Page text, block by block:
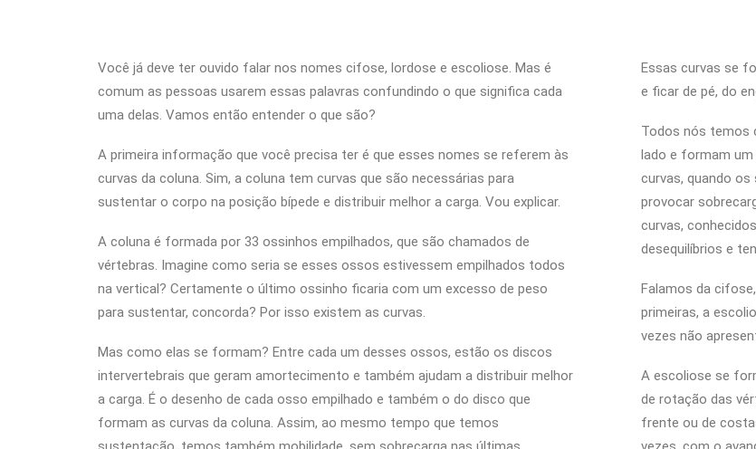
Você já deve ter ouvido falar nos nomes cifose, lordose e escoliose. Mas é
comum as pessoas usarem essas palavras confundindo o que significa cada
uma delas. Vamos então entender o que são?
A primeira informação que você precisa ter é que esses nomes se referem às
curvas da coluna. Sim, a coluna tem curvas que são necessárias para
sustentar o corpo na posição bípede e distribuir melhor a carga. Vou explicar.
A coluna é formada por 33 ossinhos empilhados, que são chamados de
vértebras. Imagine como seria se esses ossos estivessem empilhados todos
na vertical? Certamente o último ossinho ficaria com um excesso de peso
para sustentar, concorda? Por isso existem as curvas.
Mas como elas se formam? Entre cada um desses ossos, estão os discos
intervertebrais que geram amortecimento e também ajudam a distribuir melhor
a carga. É o desenho de cada osso empilhado e também o do disco que
formam as curvas da coluna. Assim, ao mesmo tempo que temos
Essas curvas se
e ficar de pé, do
Todos nós temos
lado e formam um
curvas, quando
provocar
curvas,
desequilíbrios e
Falamos da
primeiras, a
vezes não
A escoliose se
de rotação das
frente ou de